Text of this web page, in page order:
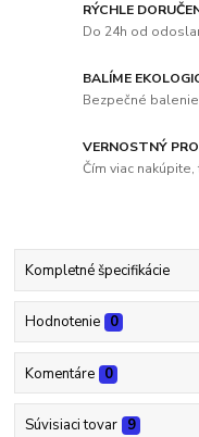
RÝCHLE
Do 24h od
BALÍME
Bezpečné
VERNOSTNÝ
Čím viac
Kompletné špecifikácie
Hodnotenie 0
Komentáre 0
Súvisiaci tovar 9